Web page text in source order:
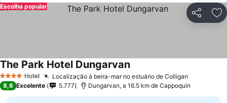
Partilhar
Escolha popular
4 EstrelasHotel Localização à beira-mar no estuário de Colligan
The Park Hotel DungarvanVer preços
8,6 Excelente 5.777 Dungarvan, a 16.5 km de Cappoquin